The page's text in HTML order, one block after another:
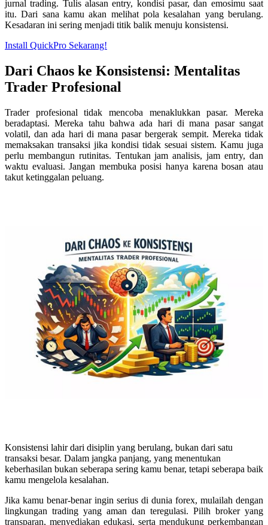
jurnal trading. Tulis alasan entry, kondisi pasar, dan emosimu saat
itu. Dari sana kamu akan melihat pola kesalahan yang berulang.
Kesadaran ini sering menjadi titik balik menuju konsistensi.
Install QuickPro Sekarang!
Dari Chaos ke Konsistensi: Mentalitas
Trader Profesional
Trader profesional tidak mencoba menaklukkan pasar. Mereka
beradaptasi. Mereka tahu bahwa ada hari di mana pasar sangat
volatil, dan ada hari di mana pasar bergerak sempit. Mereka tidak
memaksakan transaksi jika kondisi tidak sesuai sistem. Kamu juga
perlu membangun rutinitas. Tentukan jam analisis, jam entry, dan
waktu evaluasi. Jangan membuka posisi hanya karena bosan atau
takut ketinggalan peluang.
Konsistensi lahir dari disiplin yang berulang, bukan dari satu
transaksi besar. Dalam jangka panjang, yang menentukan
keberhasilan bukan seberapa sering kamu benar, tetapi seberapa baik
kamu mengelola kesalahan.
Jika kamu benar-benar ingin serius di dunia forex, mulailah dengan
lingkungan trading yang aman dan teregulasi. Pilih broker yang
transparan, menyediakan edukasi, serta mendukung perkembangan